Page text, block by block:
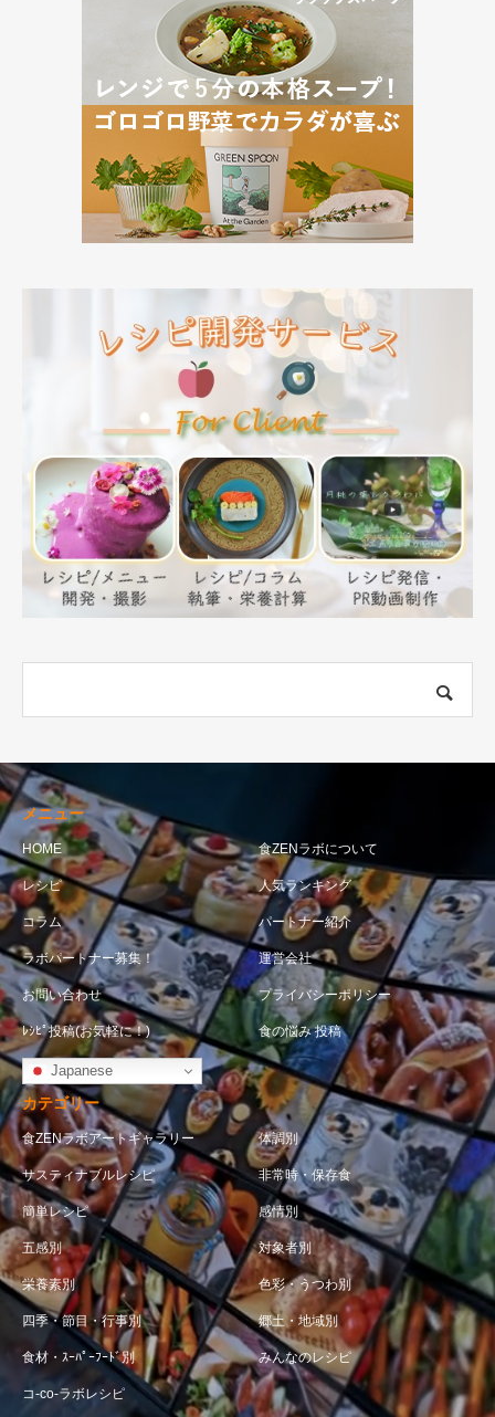
メニュー
HOME 食ZENラボについて
レシピ 人気ランキング
コラム パートナー紹介
ラボパートナー募集！ 運営会社
お問い合わせ プライバシーポリシー
ﾚｼﾋﾟ投稿(お気軽に！) 食の悩み 投稿
Japanese
カテゴリー
食ZENラボアートギャラリー 体調別
サスティナブルレシピ 非常時・保存食
簡単レシピ 感情別
五感別 対象者別
栄養素別 色彩・うつわ別
四季・節目・行事別 郷土・地域別
食材・ｽｰﾊﾟｰﾌｰﾄﾞ別 みんなのレシピ
コ-co-ラボレシピ